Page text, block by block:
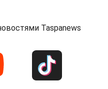
Taspanews